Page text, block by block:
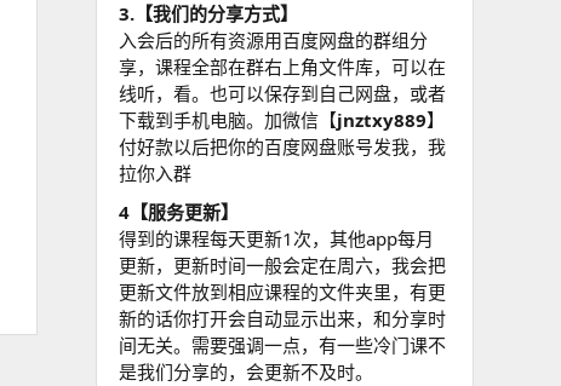
3.【我们的分享方式】
入会后的所有资源用百度网盘的群组分
享，课程全部在群右上角文件库，可以在
线听，看。也可以保存到自己网盘，或者
下载到手机电脑。加微信【jnztxy889】
付好款以后把你的百度网盘账号发我，我
拉你入群
4【服务更新】
得到的课程每天更新1次，其他app每月
更新，更新时间一般会定在周六，我会把
更新文件放到相应课程的文件夹里，有更
新的话你打开会自动显示出来，和分享时
间无关。需要强调一点，有一些冷门课不
是我们分享的，会更新不及时。